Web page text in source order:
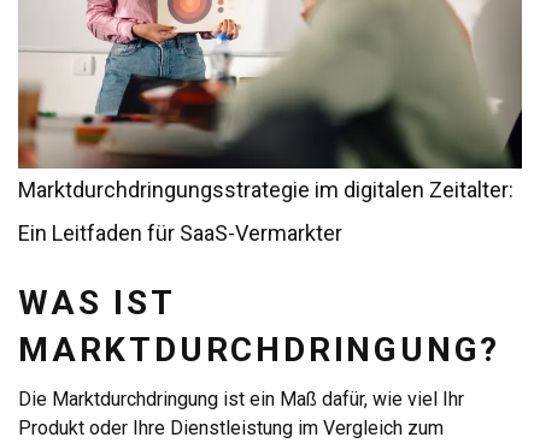
Marktdurchdringungsstrategie im digitalen Zeitalter:
Ein Leitfaden für SaaS-Vermarkter
WAS IST
MARKTDURCHDRINGUNG?
Die Marktdurchdringung ist ein Maß dafür, wie viel Ihr
Produkt oder Ihre Dienstleistung im Vergleich zum